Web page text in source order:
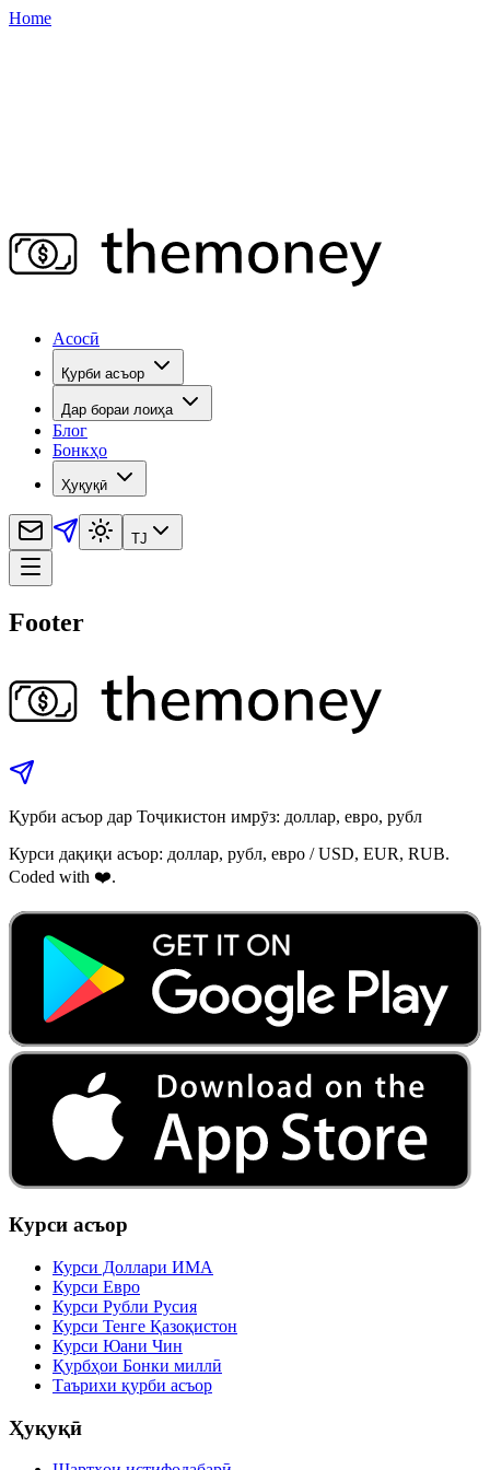
Home
Асосӣ
Қурби асъор
Дар бораи лоиҳа
Блог
Бонкҳо
Ҳуқуқӣ
TJ
Footer
Қурби асъор дар Тоҷикистон имрӯз: доллар, евро, рубл
Курси дақиқи асъор: доллар, рубл, евро / USD, EUR, RUB.
Coded with ❤️.
Курси асъор
Курси Доллари ИМА
Курси Евро
Курси Рубли Русия
Курси Тенге Қазоқистон
Курси Юани Чин
Қурбҳои Бонки миллӣ
Таърихи қурби асъор
Ҳуқуқӣ